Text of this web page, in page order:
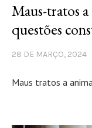
Maus-tratos
questões
28 DE MARÇO, 2024
Maus tratos a